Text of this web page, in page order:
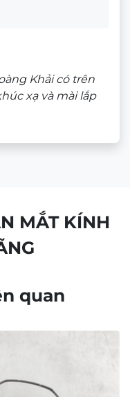
Khải có trên
xạ và mài lắp
MẮT KÍNH
quan